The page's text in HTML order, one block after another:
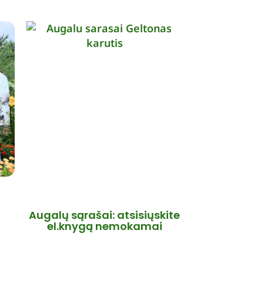
Augalų sąrašai: atsisiųskite
el.knygą nemokamai